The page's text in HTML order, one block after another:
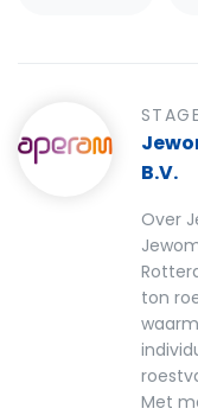
B.V.
Over
ton
Met